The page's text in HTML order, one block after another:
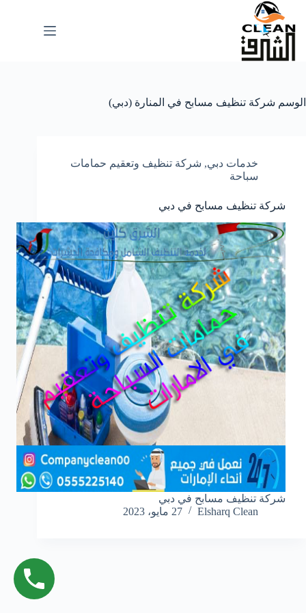
التجاوز
المحتوى
الوسم شركة تنظيف مسابح في المنارة (دبي)
خدمات دبي, شركة تنظيف وتعقيم حمامات
سباحة
شركة تنظيف مسابح في دبي
شركة تنظيف مسابح في دبي
Elsharq Clean
27 مايو، 2023